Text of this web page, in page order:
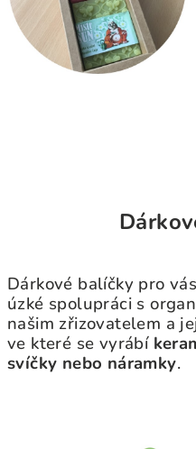
Dárkové balíčky pro
úzké spolupráci s
našim zřizovatelem a
ve které se vyrábí
svíčky nebo náramky.